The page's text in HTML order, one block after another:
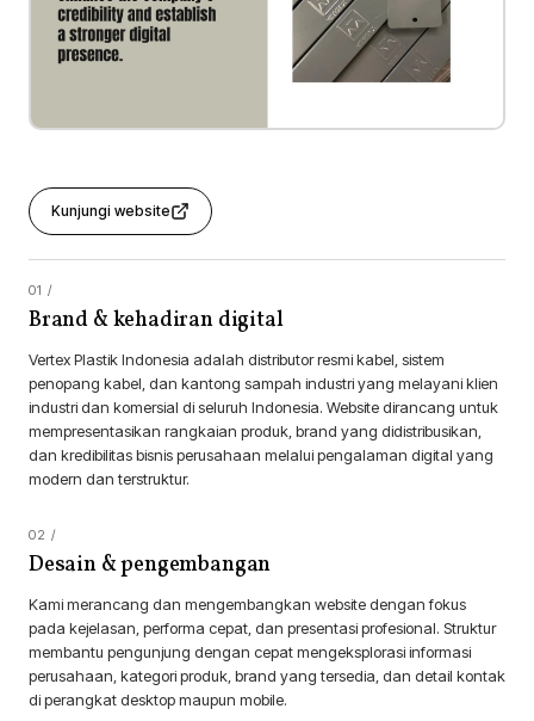
Kunjungi website
Brand & kehadiran digital
Vertex Plastik Indonesia adalah distributor resmi kabel, sistem
penopang kabel, dan kantong sampah industri yang melayani klien
industri dan komersial di seluruh Indonesia. Website dirancang untuk
mempresentasikan rangkaian produk, brand yang didistribusikan,
dan kredibilitas bisnis perusahaan melalui pengalaman digital yang
modern dan terstruktur.
Desain & pengembangan
Kami merancang dan mengembangkan website dengan fokus
pada kejelasan, performa cepat, dan presentasi profesional. Struktur
membantu pengunjung dengan cepat mengeksplorasi informasi
perusahaan, kategori produk, brand yang tersedia, dan detail kontak
di perangkat desktop maupun mobile.